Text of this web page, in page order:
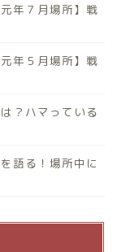
年７月場所】戦
年５月場所】戦
？ハマっている
語る！場所中に